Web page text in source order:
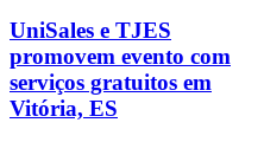
UniSales e TJES
promovem evento com
serviços gratuitos em
Vitória, ES